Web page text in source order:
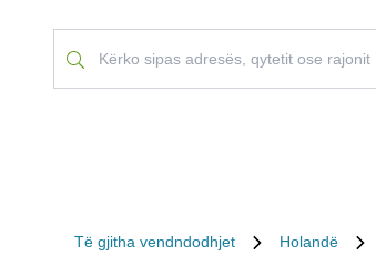
Të gjitha vendndodhjet Holandë